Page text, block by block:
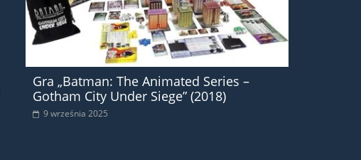
Gra „Batman: The Animated Series –
Gotham City Under Siege” (2018)
9 września 2025